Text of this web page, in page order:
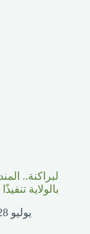
لبراكنة..
بالولاية
يوليو 28, 2026